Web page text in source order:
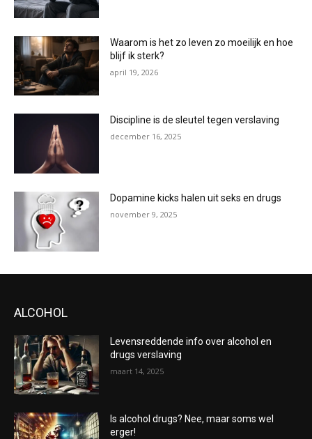
Waarom is het zo leven zo moeilijk en hoe
blijf ik sterk?
april 19, 2026
Discipline is de sleutel tegen verslaving
december 16, 2025
Dopamine kicks halen uit seks en drugs
november 9, 2025
ALCOHOL
Levensreddende info over alcohol en
drugs verslaving
maart 14, 2025
Is alcohol drugs? Nee, maar soms wel
erger!